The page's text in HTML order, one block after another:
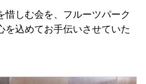
惜しむ会を、フルーツパーク
を込めてお手伝いさせていた